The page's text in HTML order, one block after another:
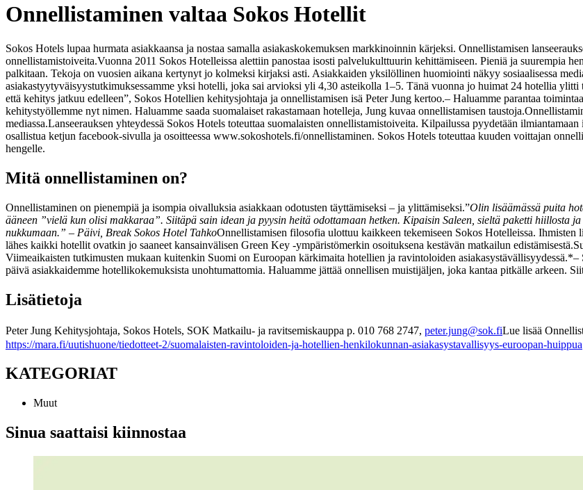
Onnellistaminen valtaa Sokos Hotellit
Sokos Hotels lupaa hurmata asiakkaansa ja nostaa samalla asiakaskokemuksen markkinoinnin kärjeksi. Onnellistamisen
onnellistamistoiveita.Vuonna 2011 Sokos Hotelleissa alettiin panostaa isosti palvelukulttuurin kehittämiseen. Pieniä ja suurempia
palkitaan. Tekoja on vuosien aikana kertynyt jo kolmeksi kirjaksi asti. Asiakkaiden yksilöllinen huomiointi näkyy sosiaalisessa
asiakastyytyväisyystutkimuksessamme yksi hotelli, joka sai arvioksi yli 4,30 asteikolla 1–5. Tänä vuonna jo huimat 24 hotellia ylitti
että kehitys jatkuu edelleen”, Sokos Hotellien kehitysjohtaja ja onnellistamisen isä Peter Jung kertoo.– Haluamme parantaa
kehitystyöllemme nyt nimen. Haluamme saada suomalaiset rakastamaan hotelleja, Jung kuvaa onnellistamisen taustoja.
mediassa.Lanseerauksen yhteydessä Sokos Hotels toteuttaa suomalaisten onnellistamistoiveita. Kilpailussa pyydetään
osallistua ketjun facebook-sivulla ja osoitteessa www.sokoshotels.fi/onnellistaminen. Sokos Hotels toteuttaa kuuden voittajan
hengelle.
Mitä onnellistaminen on?
Onnellistaminen on pienempiä ja isompia oivalluksia asiakkaan odotusten täyttämiseksi – ja ylittämiseksi.”Olin lisäämässä puita
ääneen ”vielä kun olisi makkaraa”. Siitäpä sain idean ja pyysin heitä odottamaan hetken. Kipaisin Saleen, sieltä paketti
nukkumaan.” – Päivi, Break Sokos Hotel TahkoOnnellistamisen filosofia ulottuu kaikkeen tekemiseen Sokos Hotelleissa.
lähes kaikki hotellit ovatkin jo saaneet kansainvälisen Green Key -ympäristömerkin osoituksena kestävän matkailun edistämisestä.
Viimeaikaisten tutkimusten mukaan kuitenkin Suomi on Euroopan kärkimaita hotellien ja ravintoloiden asiakasystävällisyydessä.*–
päivä asiakkaidemme hotellikokemuksista unohtumattomia. Haluamme jättää onnellisen muistijäljen, joka kantaa pitkälle arkeen.
Lisätietoja
Peter Jung Kehitysjohtaja, Sokos Hotels, SOK Matkailu- ja ravitsemiskauppa p. 010 768 2747, peter.jung@sok.fiLue lisää
https://mara.fi/uutishuone/tiedotteet-2/suomalaisten-ravintoloiden-ja-hotellien-henkilokunnan-asiakasystavallisyys-euroopan-huippua
KATEGORIAT
Muut
Sinua saattaisi kiinnostaa